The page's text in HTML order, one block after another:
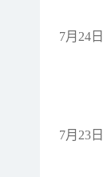
7月24日
7月23日